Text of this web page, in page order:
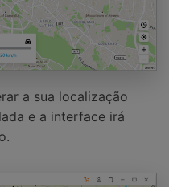
a sua localização
e a interface irá